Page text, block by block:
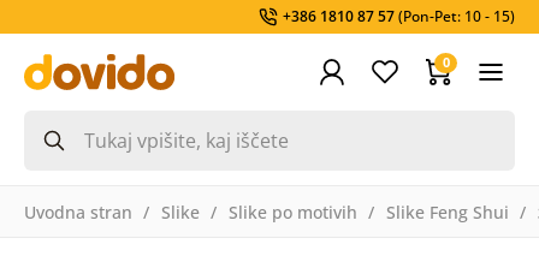
+386 1810 87 57(Pon-Pet: 10 - 15)
0
Uvodna stran Slike Slike po motivih Slike Feng Shui